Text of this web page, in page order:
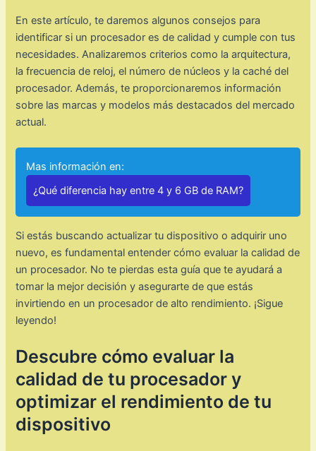
En este artículo, te daremos algunos consejos para
identificar si un procesador es de calidad y cumple con tus
necesidades. Analizaremos criterios como la arquitectura,
la frecuencia de reloj, el número de núcleos y la caché del
procesador. Además, te proporcionaremos información
sobre las marcas y modelos más destacados del mercado
actual.
Mas información en:
¿Qué diferencia hay entre 4 y 6 GB de RAM?
Si estás buscando actualizar tu dispositivo o adquirir uno
nuevo, es fundamental entender cómo evaluar la calidad de
un procesador. No te pierdas esta guía que te ayudará a
tomar la mejor decisión y asegurarte de que estás
invirtiendo en un procesador de alto rendimiento. ¡Sigue
leyendo!
Descubre cómo evaluar la
calidad de tu procesador y
optimizar el rendimiento de tu
dispositivo